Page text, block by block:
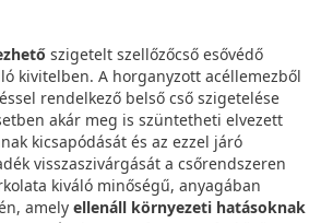
szigetelt szellőzőcső esővédő
kivitelben. A horganyzott acéllemezből
rendelkező belső cső szigetelése
akár meg is szüntetheti elvezett
kicsapódását és az ezzel járó
visszaszivárgását a csőrendszeren
kiváló minőségű, anyagában
amely ellenáll környezeti hatásoknak